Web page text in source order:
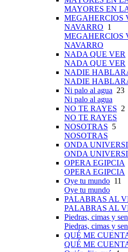
MAYORES EN
MEGAHERCIOS
NAVARRO 1
MEGAHERCIOS
NAVARRO
NADA QUE VER
NADA QUE VER
NADIE
NADIE
Ni palo al agua 23
Ni palo al agua
NO TE RAYES 2
NO TE RAYES
NOSOTRAS 5
NOSOTRAS
ONDA
ONDA
OPERA EGIPCIA
OPERA EGIPCIA
Oye tu mundo 11
Oye tu mundo
PALABRAS AL
PALABRAS AL
Piedras, cimas y
Piedras, cimas y
QUÉ ME
QUÉ ME